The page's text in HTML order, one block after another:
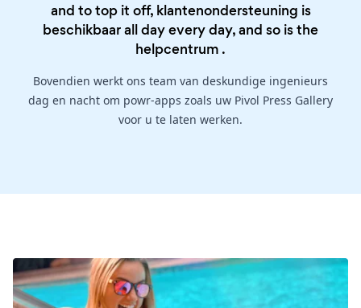
and to top it off, klantenondersteuning is
beschikbaar all day every day, and so is the
helpcentrum .
Bovendien werkt ons team van deskundige ingenieurs
dag en nacht om powr-apps zoals uw Pivol Press Gallery
voor u te laten werken.